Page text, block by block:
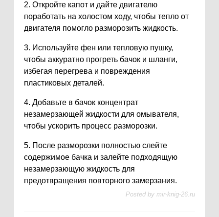
2. Откройте капот и дайте двигателю
поработать на холостом ходу, чтобы тепло от
двигателя помогло разморозить жидкость.
3. Используйте фен или тепловую пушку,
чтобы аккуратно прогреть бачок и шланги,
избегая перегрева и повреждения
пластиковых деталей.
4. Добавьте в бачок концентрат
незамерзающей жидкости для омывателя,
чтобы ускорить процесс разморозки.
5. После разморозки полностью слейте
содержимое бачка и залейте подходящую
незамерзающую жидкость для
предотвращения повторного замерзания.
Posted by mir-knig-26.ru